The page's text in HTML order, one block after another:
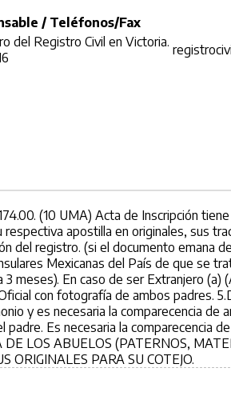
/ Teléfonos/Fax
del Registro Civil en Victoria.
(10 UMA) Acta de Inscripción
apostilla en originales, sus
del registro. (si el documento emana
Mexicanas del País de que se
meses). En caso de ser Extranjero
con fotografía de ambos padres.
y es necesaria la comparecencia
Es necesaria la comparecencia
LOS ABUELOS (PATERNOS,
ORIGINALES PARA SU COTEJO.